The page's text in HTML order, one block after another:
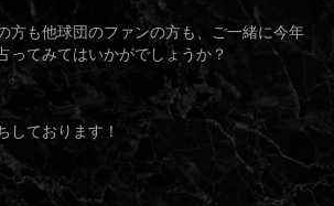
方も他球団のファンの方も、ご一緒に今年
ってみてはいかがでしょうか？
しております！